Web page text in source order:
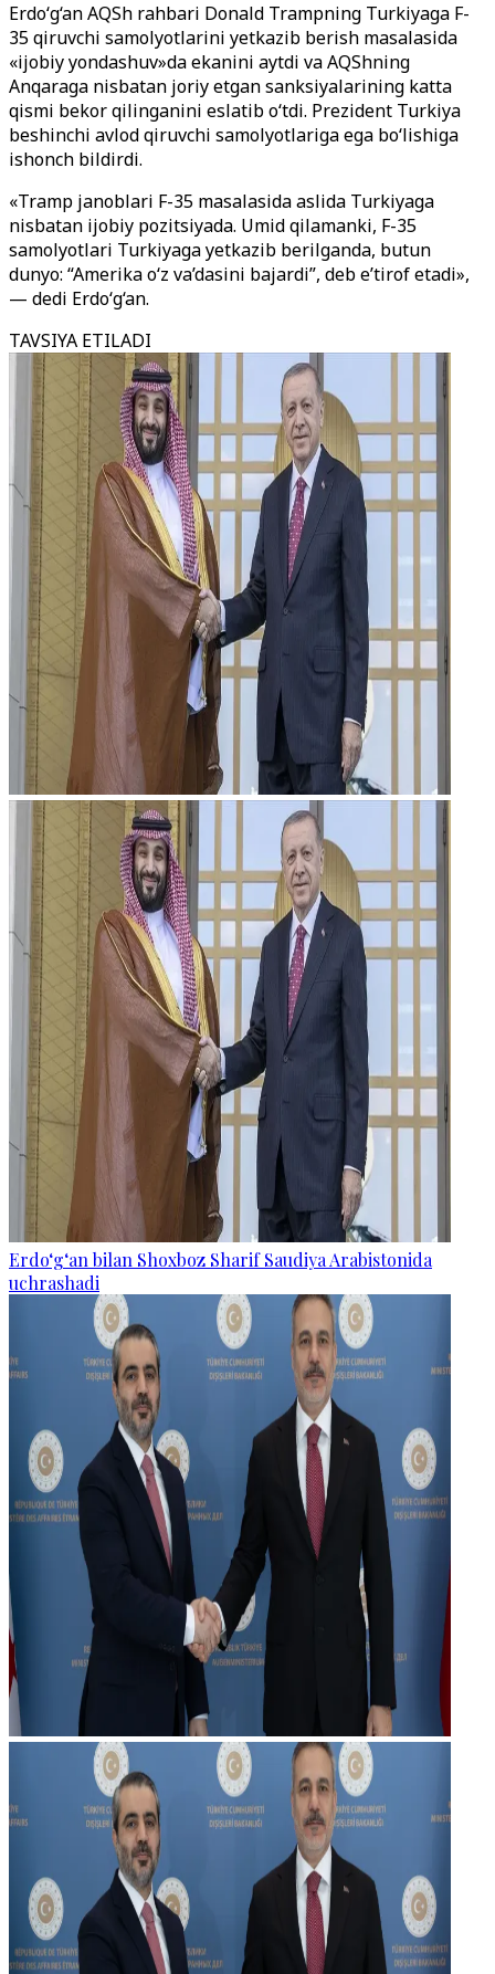
Erdo‘g‘an AQSh rahbari Donald Trampning Turkiyaga F-
35 qiruvchi samolyotlarini yetkazib berish masalasida
«ijobiy yondashuv»da ekanini aytdi va AQShning
Anqaraga nisbatan joriy etgan sanksiyalarining katta
qismi bekor qilinganini eslatib o‘tdi. Prezident Turkiya
beshinchi avlod qiruvchi samolyotlariga ega bo‘lishiga
ishonch bildirdi.
«Tramp janoblari F-35 masalasida aslida Turkiyaga
nisbatan ijobiy pozitsiyada. Umid qilamanki, F-35
samolyotlari Turkiyaga yetkazib berilganda, butun
dunyo: “Amerika o‘z va’dasini bajardi”, deb e’tirof etadi»,
— dedi Erdo‘g‘an.
TAVSIYA ETILADI
Erdo‘g‘an bilan Shoxboz Sharif Saudiya Arabistonida
uchrashadi